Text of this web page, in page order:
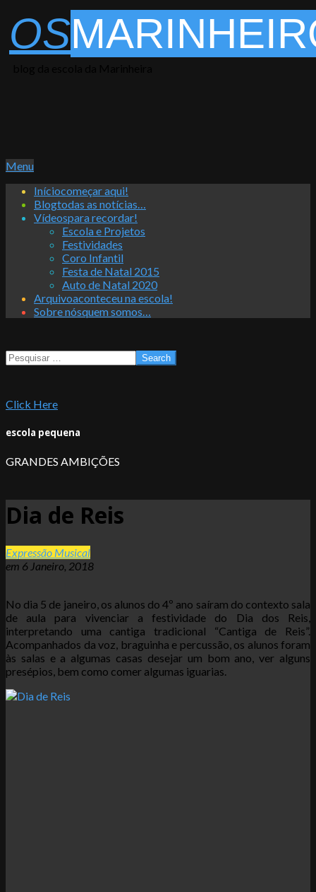
to
content
OS
Primary
Menu
Menu
Iníciocomeçar aqui!
Blogtodas as notícias…
Vídeospara recordar!
Escola e Projetos
Festividades
Coro Infantil
Festa de Natal 2015
Auto de Natal 2020
Arquivoaconteceu na escola!
Sobre nósquem somos…
Search
Click Here
escola pequena
GRANDES AMBIÇÕES
Dia de Reis
Expressão Musical
em 6 Janeiro, 2018
No dia 5 de janeiro, os alunos do 4º ano saíram do contexto sala
de aula para vivenciar a festividade do Dia dos Reis,
interpretando uma cantiga tradicional “Cantiga de Reis”.
Acompanhados da voz, braguinha e percussão, os alunos foram
às salas e a algumas casas desejar um bom ano, ver alguns
presépios, bem como comer algumas iguarias.